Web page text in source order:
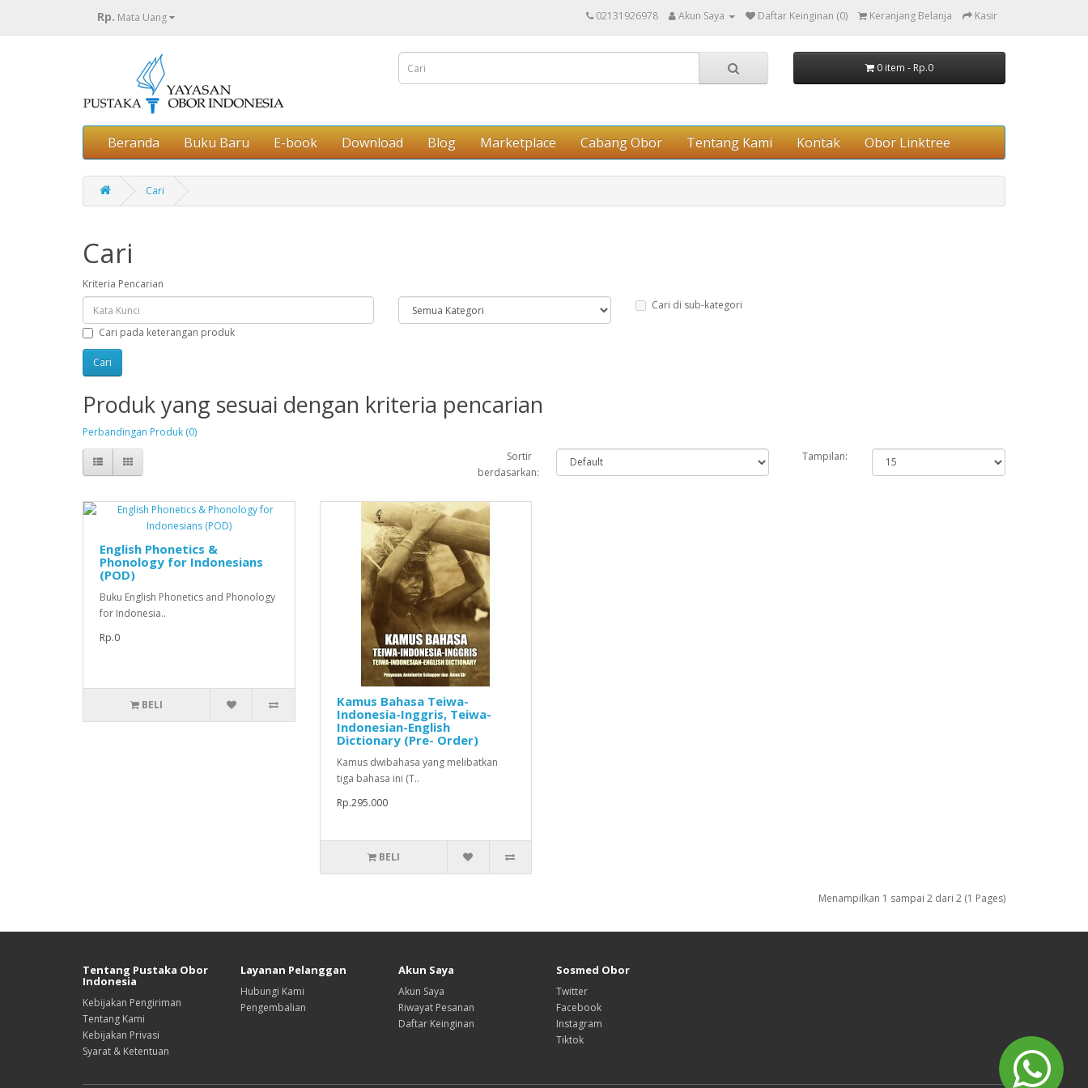
Rp. Mata Uang 02131926978 Akun Saya Daftar Keinginan (0) Keranjang Belanja Kasir
0 item - Rp.0
Beranda Buku Baru E-book Download Blog Marketplace Cabang Obor Tentang Kami Kontak Obor Linktree
Cari
Cari
Kriteria Pencarian
Cari di sub-kategori
Cari pada keterangan produk
Produk yang sesuai dengan kriteria pencarian
Perbandingan Produk (0)
Sortir
berdasarkan:
Tampilan:
English Phonetics &
Phonology for Indonesians
(POD)
Buku English Phonetics and Phonology
for Indonesia..
Rp.0
BELI
Kamus Bahasa Teiwa-
Indonesia-Inggris, Teiwa-
Indonesian-English
Dictionary (Pre- Order)
Kamus dwibahasa yang melibatkan
tiga bahasa ini (T..
Rp.295.000
BELI
Menampilkan 1 sampai 2 dari 2 (1 Pages)
Tentang Pustaka Obor
Indonesia
Kebijakan Pengiriman
Tentang Kami
Kebijakan Privasi
Syarat & Ketentuan
Layanan Pelanggan
Hubungi Kami
Pengembalian
Akun Saya
Akun Saya
Riwayat Pesanan
Daftar Keinginan
Sosmed Obor
Twitter
Facebook
Instagram
Tiktok